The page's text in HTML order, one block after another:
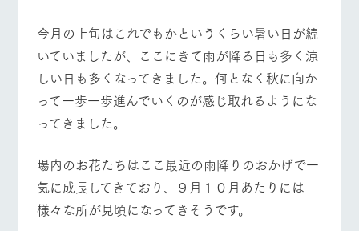
セス
よくいた
だく質問
団体のお
客様へ
お連れの
お客様へ
お問い合
わせ・資
レストラ
ン
牧場の生産品を
知り尽くした料
理人が腕を振
い、ビュッフェ
スタイルで提供
ショップ
／お買い
物
丹精込めて育て
た生産品をはじ
め、牧場産の逸
牧場マッ
プ
牧場マップのダ
ウンロード
周遊バス
牧場内を巡る周
生産品カタログ・資料DL
English (Google Translate)
ネットショップ
イベント/フェア レストラン/BBQ フラワーガーデン
動物とふれあう
牧場マップを見る 周遊バス
今月の上旬はこれでもかというくらい暑い日が続
いていましたが、ここにきて雨が降る日も多く涼
しい日も多くなってきました。何となく秋に向か
って一歩一歩進んでいくのが感じ取れるようにな
ってきました。
場内のお花たちはここ最近の雨降りのおかげで一
気に成長してきており、９月１０月あたりには
様々な所が見頃になってきそうです。